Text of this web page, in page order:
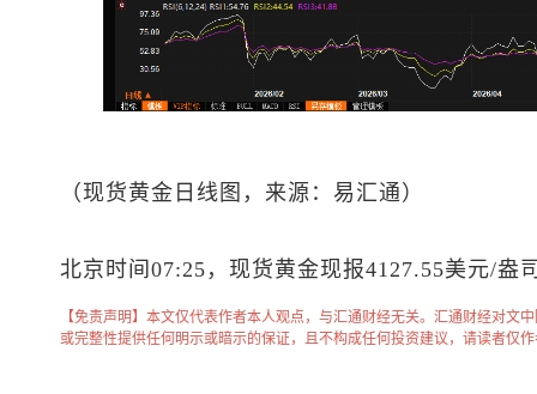
（现货黄金 日线图，来源：易汇通）
北京时间07:25， 现货黄金现报4127.55美元/盎
【免责声明】本文仅代表作者本人观点，与汇通财经无关。汇通财经对文
或完整性提供任何明示或暗示的保证，且不构成任何投资建议，请读者仅